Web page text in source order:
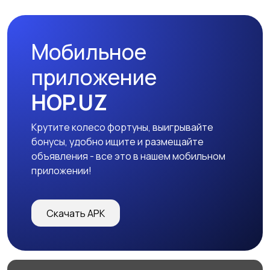
заказ
Мобильное
приложение
HOP.UZ
Крутите колесо фортуны, выигрывайте
бонусы, удобно ищите и размещайте
объявления - все это в нашем мобильном
приложении!
Скачать APK